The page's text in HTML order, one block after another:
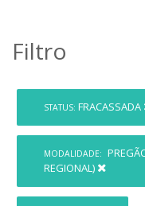
Filtro
STATUS: FRACASSADA
MODALIDADE:
REGIONAL)